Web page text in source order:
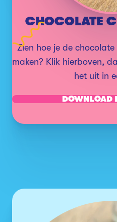
CHOCOLATE
Zien hoe je de
maken? Klik hierboven,
het uit in
DOWNLOAD